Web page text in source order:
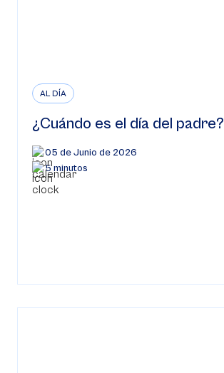
AL DÍA
¿Cuándo es el día del padre?
05 de Junio de 2026
5 minutos